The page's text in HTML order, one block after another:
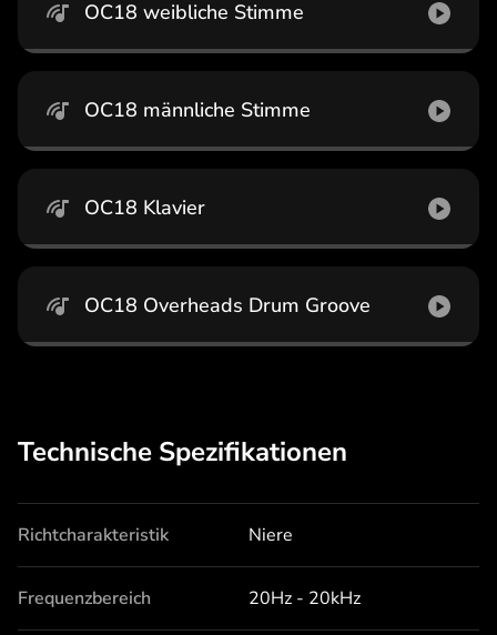
OC18 weibliche Stimme
OC18 männliche Stimme
OC18 Klavier
OC18 Overheads Drum Groove
Technische Spezifikationen
Richtcharakteristik Niere
Frequenzbereich 20Hz - 20kHz